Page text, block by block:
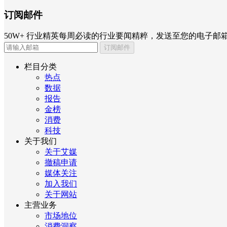
订阅邮件
50W+ 行业精英每周必读的行业要闻精粹，发送至您的电子邮
订阅邮件
栏目分类
热点
数据
报告
金榜
消费
科技
关于我们
关于艾媒
撤稿申请
媒体关注
加入我们
关于网站
主营业务
市场地位